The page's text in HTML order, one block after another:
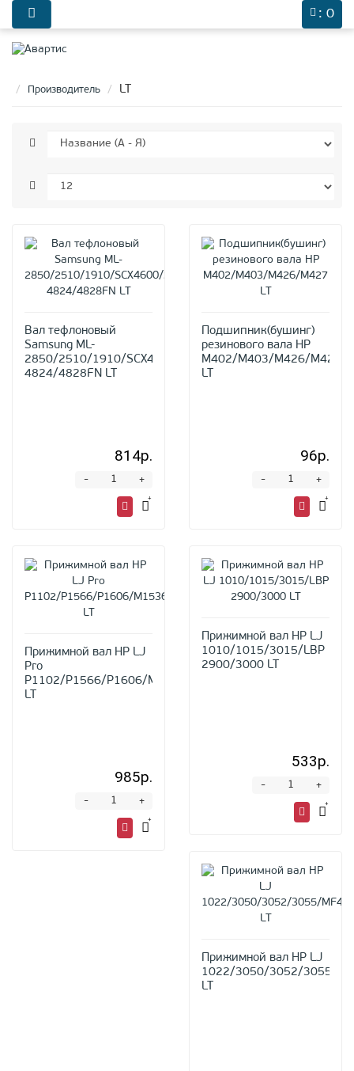
: 0
Производитель LT
Вал тефлоновый
Samsung ML-
2850/2510/1910/SCX4600/SCX-
4824/4828FN LT
814р.
+
-
Подшипник(бушинг)
резинового вала HP
M402/M403/M426/M427
LT
96р.
+
-
Прижимной вал HP LJ
Pro
P1102/P1566/P1606/M1536
LT
985р.
+
-
Прижимной вал HP LJ
1010/1015/3015/LBP
2900/3000 LT
533р.
+
-
Прижимной вал HP LJ
1022/3050/3052/3055/
LT